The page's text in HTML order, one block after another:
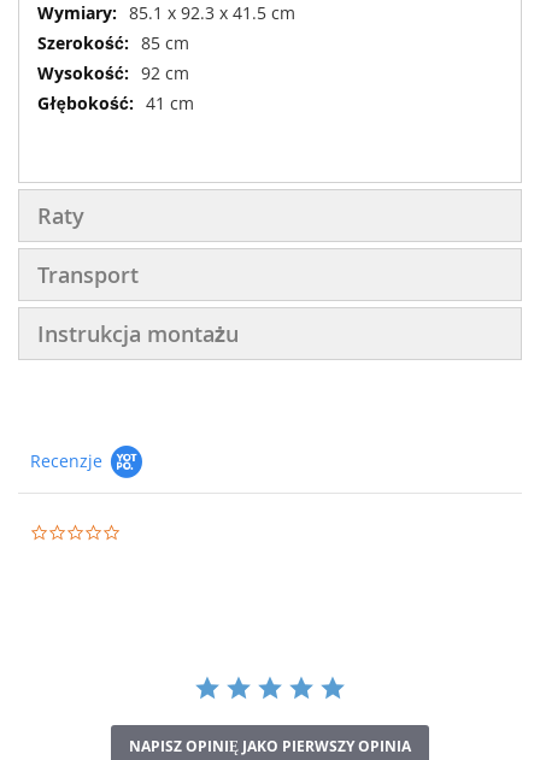
85.1 x 92.3 x 41.5 cm
85 cm
92 cm
41 cm
Raty
Transport
Instrukcja montażu
Recenzje
NAPISZ OPINIĘ JAKO PIERWSZY OPINIA